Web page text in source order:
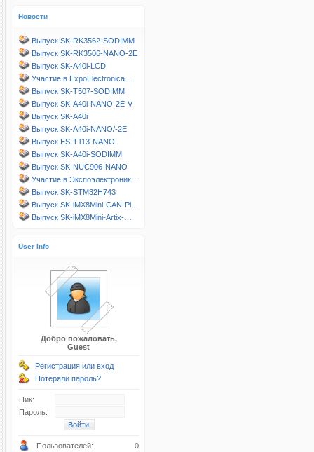
Новости
Выпуск SK-RK3562-SODIMM
Выпуск SK-RK3506-NANO-2E
Выпуск SK-A40i-LCD
Участие в ExpoElectronica…
Выпуск SK-T507-SODIMM
Выпуск SK-A40i-NANO-2E-V
Выпуск SK-A40i
Выпуск SK-A40i-NANO/-2E
Выпуск ES-T113-NANO
Выпуск SK-A40i-SODIMM
Выпуск SK-NUC906-NANO
Участие в Экспоэлектроник…
Выпуск SK-STM32H743
Выпуск SK-iMX8Mini-CAN-Pl…
Выпуск SK-iMX8Mini-Artix-…
User Info
Добро пожаловать,
Guest
Регистрация или вход
Потеряли пароль?
Ник:
Пароль:
Пользователей: 0